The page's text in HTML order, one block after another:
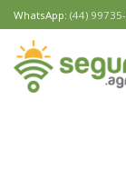
WhatsApp: (44)